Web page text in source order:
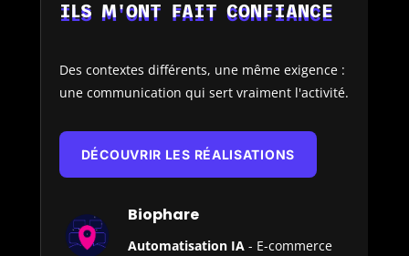
ILS M'ONT FAIT CONFIANCE
Des contextes différents, une même exigence :
une communication qui sert vraiment l'activité.
DÉCOUVRIR LES RÉALISATIONS
Biophare
Automatisation IA- E-commerce